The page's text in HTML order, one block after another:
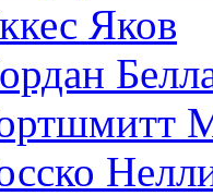
Яков